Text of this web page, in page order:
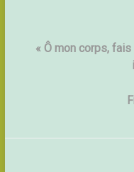
« Ô mon corps,